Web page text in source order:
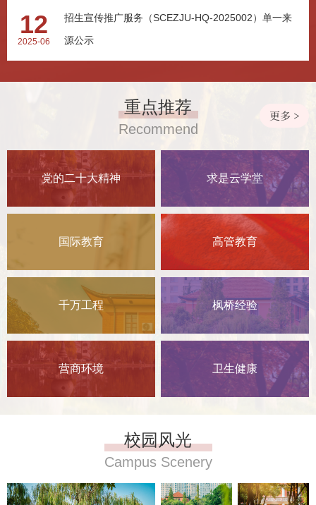
12
2025-06
招生宣传推广服务（SCEZJU-HQ-2025002）单一来
源公示
重点推荐
Recommend
更多 >
党的二十大精神 求是云学堂
国际教育 高管教育
千万工程 枫桥经验
营商环境 卫生健康
校园风光
Campus Scenery